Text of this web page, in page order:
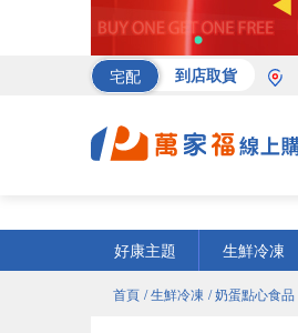
宅配 到店取貨
好康主題
生鮮冷凍
首頁 / 生鮮冷凍 / 奶蛋點心食品